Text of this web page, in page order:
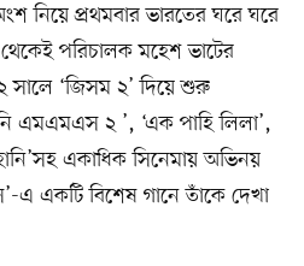
নিয়ে প্রথমবার ভারতের ঘরে ঘরে
পরিচালক মহেশ ভাটের
‘জিসম ২’ দিয়ে শুরু
এমএমএস ২ ’, ‘এক পাহি লিলা’,
একাধিক সিনেমায় অভিনয়
এ একটি বিশেষ গানে তাঁকে দেখা